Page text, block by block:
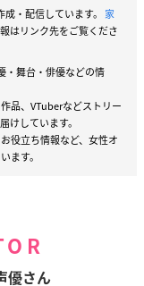
・配信しています。 家
はリンク先をご覧くださ
・舞台・俳優などの情
品、VTuberなどストリー
けしています。
役立ち情報など、女性オ
ます。
優さん